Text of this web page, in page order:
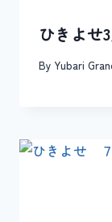
ひきよせ
By Yubari